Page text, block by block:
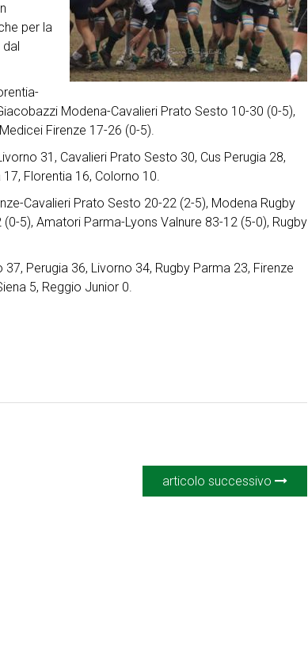
per la
dal
Modena-Cavalieri Prato Sesto 10-30 (0-5),
Firenze 17-26 (0-5).
31, Cavalieri Prato Sesto 30, Cus Perugia 28,
Florentia 16, Colorno 10.
Cavalieri Prato Sesto 20-22 (2-5), Modena Rugby
5), Amatori Parma-Lyons Valnure 83-12 (5-0), Rugby
Perugia 36, Livorno 34, Rugby Parma 23, Firenze
5, Reggio Junior 0.
articolo successivo